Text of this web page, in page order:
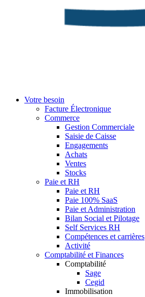
Votre besoin
Facture Électronique
Commerce
Gestion Commerciale
Saisie de Caisse
Engagements
Achats
Ventes
Stocks
Paie et RH
Paie et RH
Paie 100% SaaS
Paie et Administration
Bilan Social et Pilotage
Self Services RH
Compétences et carrières
Activité
Comptabilité et Finances
Comptabilité
Sage
Cegid
Immobilisation